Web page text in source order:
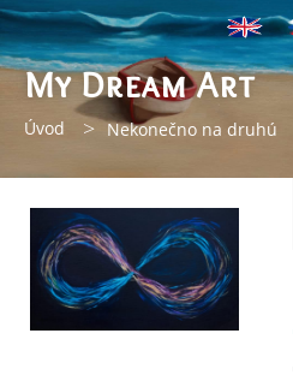
My Dream Art
Úvod > Nekonečno na druhú